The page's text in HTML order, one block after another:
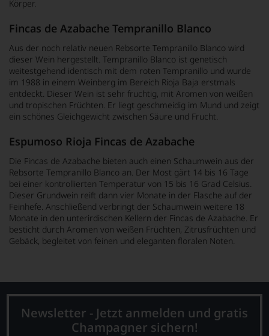
Körper.
Fincas de Azabache Tempranillo Blanco
Aus der noch relativ neuen Rebsorte Tempranillo Blanco wird
dieser Wein hergestellt. Tempranillo Blanco ist genetisch
weitestgehend identisch mit dem roten Tempranillo und wurde
im 1988 in einem Weinberg im Bereich Rioja Baja erstmals
entdeckt. Dieser Wein ist sehr fruchtig, mit Aromen von weißen
und tropischen Früchten. Er liegt geschmeidig im Mund und zeigt
ein schönes Gleichgewicht zwischen Säure und Frucht.
Espumoso Rioja Fincas de Azabache
Die Fincas de Azabache bieten auch einen Schaumwein aus der
Rebsorte Tempranillo Blanco an. Der Most gärt 14 bis 16 Tage
bei einer kontrollierten Temperatur von 15 bis 16 Grad Celsius.
Dieser Grundwein reift dann vier Monate in der Flasche auf der
Feinhefe. Anschließend verbringt der Schaumwein weitere 18
Monate in den unterirdischen Kellern der Fincas de Azabache. Er
besticht durch Aromen von weißen Früchten, Zitrusfrüchten und
Gebäck, begleitet von feinen und eleganten floralen Noten.
Newsletter - Jetzt anmelden und gratis
Champagner sichern!